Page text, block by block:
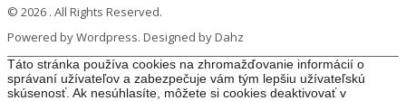
© 2026 . All Rights Reserved.
Powered by Wordpress. Designed by Dahz
Táto stránka používa cookies na zhromažďovanie informácií o
správaní užívateľov a zabezpečuje vám tým lepšiu užívateľskú
skúsenosť. Ak nesúhlasíte, môžete si cookies deaktivovať v